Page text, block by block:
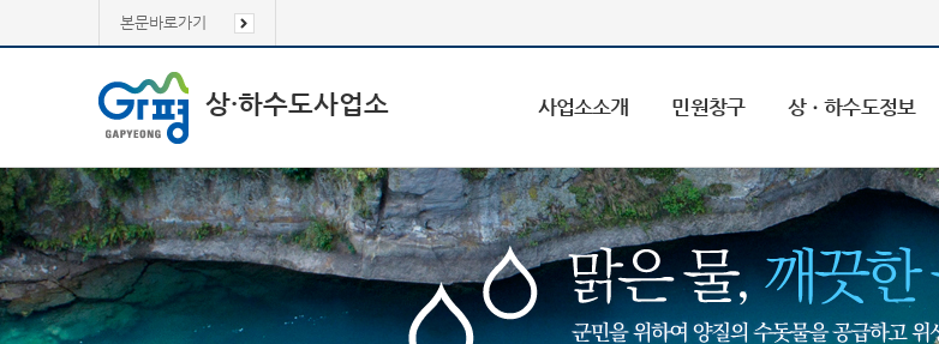
본문바로가기
상·하수도사업소 사업소소개 민원창구 상ㆍ하수도정보